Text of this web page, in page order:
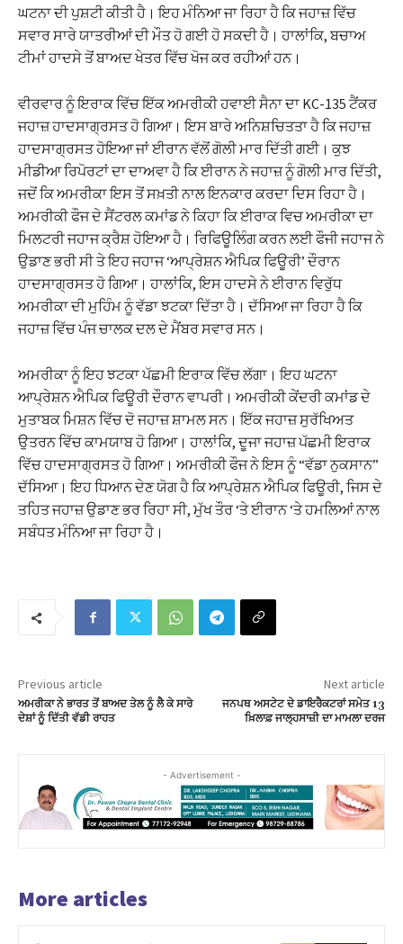
ਘਟਨਾ ਦੀ ਪੁਸ਼ਟੀ ਕੀਤੀ ਹੈ। ਇਹ ਮੰਨਿਆ ਜਾ ਰਿਹਾ ਹੈ ਕਿ ਜਹਾਜ਼ ਵਿੱਚ
ਸਵਾਰ ਸਾਰੇ ਯਾਤਰੀਆਂ ਦੀ ਮੌਤ ਹੋ ਗਈ ਹੋ ਸਕਦੀ ਹੈ। ਹਾਲਾਂਕਿ, ਬਚਾਅ
ਟੀਮਾਂ ਹਾਦਸੇ ਤੋਂ ਬਾਅਦ ਖੇਤਰ ਵਿੱਚ ਖੋਜ ਕਰ ਰਹੀਆਂ ਹਨ।
ਵੀਰਵਾਰ ਨੂੰ ਇਰਾਕ ਵਿੱਚ ਇੱਕ ਅਮਰੀਕੀ ਹਵਾਈ ਸੈਨਾ ਦਾ KC-135 ਟੈਂਕਰ
ਜਹਾਜ਼ ਹਾਦਸਾਗ੍ਰਸਤ ਹੋ ਗਿਆ। ਇਸ ਬਾਰੇ ਅਨਿਸ਼ਚਿਤਤਾ ਹੈ ਕਿ ਜਹਾਜ਼
ਹਾਦਸਾਗ੍ਰਸਤ ਹੋਇਆ ਜਾਂ ਈਰਾਨ ਵੱਲੋਂ ਗੋਲੀ ਮਾਰ ਦਿੱਤੀ ਗਈ। ਕੁਝ
ਮੀਡੀਆ ਰਿਪੋਰਟਾਂ ਦਾ ਦਾਅਵਾ ਹੈ ਕਿ ਈਰਾਨ ਨੇ ਜਹਾਜ਼ ਨੂੰ ਗੋਲੀ ਮਾਰ ਦਿੱਤੀ,
ਜਦੋਂ ਕਿ ਅਮਰੀਕਾ ਇਸ ਤੋਂ ਸਖ਼ਤੀ ਨਾਲ ਇਨਕਾਰ ਕਰਦਾ ਦਿਸ ਰਿਹਾ ਹੈ।
ਅਮਰੀਕੀ ਫੌਜ ਦੇ ਸੈਂਟਰਲ ਕਮਾਂਡ ਨੇ ਕਿਹਾ ਕਿ ਈਰਾਕ ਵਿਚ ਅਮਰੀਕਾ ਦਾ
ਮਿਲਟਰੀ ਜਹਾਜ ਕ੍ਰੈਸ਼ ਹੋਇਆ ਹੈ। ਰਿਫਿਊਲਿੰਗ ਕਰਨ ਲਈ ਫੌਜੀ ਜਹਾਜ ਨੇ
ਉਡਾਣ ਭਰੀ ਸੀ ਤੇ ਇਹ ਜਹਾਜ ‘ਆਪ੍ਰੇਸ਼ਨ ਐਪਿਕ ਫਿਊਰੀ’ ਦੌਰਾਨ
ਹਾਦਸਾਗ੍ਰਸਤ ਹੋ ਗਿਆ। ਹਾਲਾਂਕਿ, ਇਸ ਹਾਦਸੇ ਨੇ ਈਰਾਨ ਵਿਰੁੱਧ
ਅਮਰੀਕਾ ਦੀ ਮੁਹਿੰਮ ਨੂੰ ਵੱਡਾ ਝਟਕਾ ਦਿੱਤਾ ਹੈ। ਦੱਸਿਆ ਜਾ ਰਿਹਾ ਹੈ ਕਿ
ਜਹਾਜ਼ ਵਿੱਚ ਪੰਜ ਚਾਲਕ ਦਲ ਦੇ ਮੈਂਬਰ ਸਵਾਰ ਸਨ।
ਅਮਰੀਕਾ ਨੂੰ ਇਹ ਝਟਕਾ ਪੱਛਮੀ ਇਰਾਕ ਵਿੱਚ ਲੱਗਾ। ਇਹ ਘਟਨਾ
ਆਪ੍ਰੇਸ਼ਨ ਐਪਿਕ ਫਿਊਰੀ ਦੌਰਾਨ ਵਾਪਰੀ। ਅਮਰੀਕੀ ਕੇਂਦਰੀ ਕਮਾਂਡ ਦੇ
ਮੁਤਾਬਕ ਮਿਸ਼ਨ ਵਿੱਚ ਦੋ ਜਹਾਜ਼ ਸ਼ਾਮਲ ਸਨ। ਇੱਕ ਜਹਾਜ਼ ਸੁਰੱਖਿਅਤ
ਉਤਰਨ ਵਿੱਚ ਕਾਮਯਾਬ ਹੋ ਗਿਆ। ਹਾਲਾਂਕਿ, ਦੂਜਾ ਜਹਾਜ਼ ਪੱਛਮੀ ਇਰਾਕ
ਵਿੱਚ ਹਾਦਸਾਗ੍ਰਸਤ ਹੋ ਗਿਆ। ਅਮਰੀਕੀ ਫੌਜ ਨੇ ਇਸ ਨੂੰ “ਵੱਡਾ ਨੁਕਸਾਨ”
ਦੱਸਿਆ। ਇਹ ਧਿਆਨ ਦੇਣ ਯੋਗ ਹੈ ਕਿ ਆਪ੍ਰੇਸ਼ਨ ਐਪਿਕ ਫਿਊਰੀ, ਜਿਸ ਦੇ
ਤਹਿਤ ਜਹਾਜ਼ ਉਡਾਣ ਭਰ ਰਿਹਾ ਸੀ, ਮੁੱਖ ਤੌਰ ‘ਤੇ ਈਰਾਨ ‘ਤੇ ਹਮਲਿਆਂ ਨਾਲ
ਸਬੰਧਤ ਮੰਨਿਆ ਜਾ ਰਿਹਾ ਹੈ।
Previous article
ਅਮਰੀਕਾ ਨੇ ਭਾਰਤ ਤੋਂ ਬਾਅਦ ਤੇਲ ਨੂੰ ਲੈ ਕੇ ਸਾਰੇ
ਦੇਸ਼ਾਂ ਨੂੰ ਦਿੱਤੀ ਵੱਡੀ ਰਾਹਤ
Next article
ਜਨਪਥ ਅਸਟੇਟ ਦੇ ਡਾਇਰੈਕਟਰਾਂ ਸਮੇਤ 13
ਖ਼ਿਲਾਫ਼ ਜਾਲ੍ਹਸਾਜ਼ੀ ਦਾ ਮਾਮਲਾ ਦਰਜ
- Advertisement -
More articles